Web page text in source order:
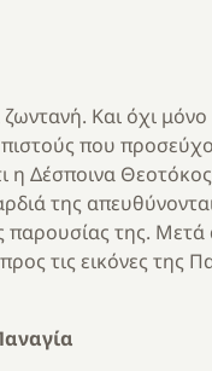
Και όχι μόνο
που
η Δέσποινα
της
παρουσίας της.
τις εικόνες